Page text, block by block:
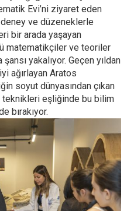
Evi’ni ziyaret eden
ve düzeneklerle
bir arada yaşayan
matematikçiler ve teoriler
yakalıyor. Geçen yıldan
ağırlayan Aratos
soyut dünyasından çıkan
eşliğinde bu bilim
bırakıyor.